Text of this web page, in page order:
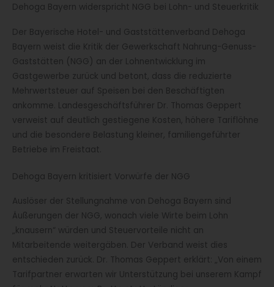
Dehoga Bayern widerspricht NGG bei Lohn- und Steuerkritik
Der Bayerische Hotel- und Gaststättenverband Dehoga
Bayern weist die Kritik der Gewerkschaft Nahrung-Genuss-
Gaststätten (NGG) an der Lohnentwicklung im
Gastgewerbe zurück und betont, dass die reduzierte
Mehrwertsteuer auf Speisen bei den Beschäftigten
ankomme. Landesgeschäftsführer Dr. Thomas Geppert
verweist auf deutlich gestiegene Kosten, höhere Tariflöhne
und die besondere Belastung kleiner, familiengeführter
Betriebe im Freistaat.
Dehoga Bayern kritisiert Vorwürfe der NGG
Auslöser der Stellungnahme von Dehoga Bayern sind
Äußerungen der NGG, wonach viele Wirte beim Lohn
„knausern“ würden und Steuervorteile nicht an
Mitarbeitende weitergäben. Der Verband weist dies
entschieden zurück. Dr. Thomas Geppert erklärt: „Von einem
Tarifpartner erwarten wir Unterstützung bei unserem Kampf